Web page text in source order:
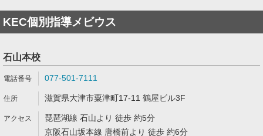
KEC個別指導メビウス
石山本校
077-501-7111
滋賀県大津市粟津町17-11 鶴屋ビル3F
琵琶湖線 石山より 徒歩 約5分
京阪石山坂本線 唐橋前より 徒歩 約6分